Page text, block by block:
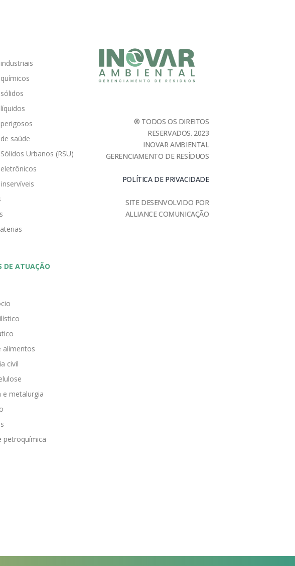
saúde
Urbanos (RSU)
DE ATUAÇÃO
alimentos
civil
e metalurgia
petroquímica
® TODOS OS DIREITOS
RESERVADOS. 2023
INOVAR AMBIENTAL
GERENCIAMENTO DE RESÍDUOS
POLÍTICA DE PRIVACIDADE
SITE DESENVOLVIDO POR
ALLIANCE COMUNICAÇÃO